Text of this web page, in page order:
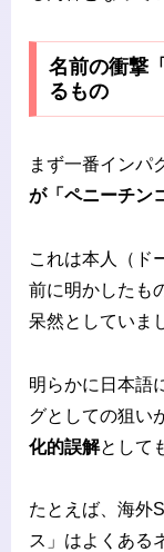
名前の衝撃
るもの
まず一番インパ
が「ペニーチン
これは本人（ド
前に明かしたも
呆然としていま
明らかに日本語
グとしての狙い
化的誤解として
たとえば、海外
ス」はよくある